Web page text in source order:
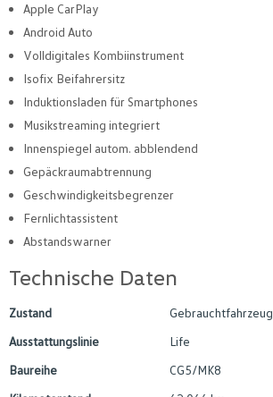
Apple CarPlay
Android Auto
Volldigitales Kombiinstrument
Isofix Beifahrersitz
Induktionsladen für Smartphones
Musikstreaming integriert
Innenspiegel autom. abblendend
Gepäckraumabtrennung
Geschwindigkeitsbegrenzer
Fernlichtassistent
Abstandswarner
Technische Daten
Zustand
Gebrauchtfahrzeug
Ausstattungslinie
Life
Baureihe
CG5/MK8